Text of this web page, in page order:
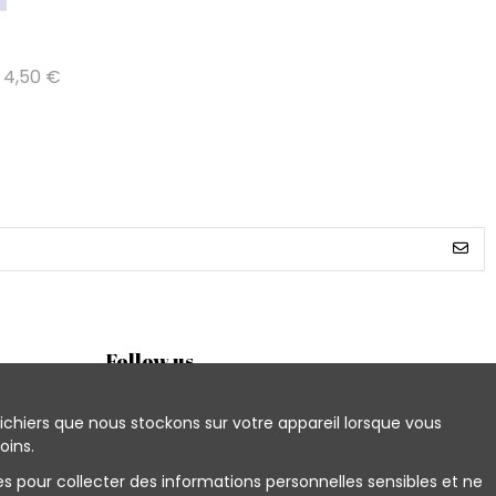
4,50 €
Follow us
que nous stockons sur votre appareil lorsque vous
pour collecter des informations personnelles sensibles et ne